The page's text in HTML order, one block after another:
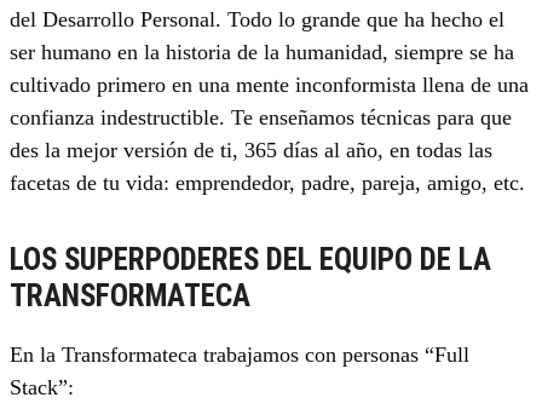
del Desarrollo Personal. Todo lo grande que ha hecho el
ser humano en la historia de la humanidad, siempre se ha
cultivado primero en una mente inconformista llena de una
confianza indestructible. Te enseñamos técnicas para que
des la mejor versión de ti, 365 días al año, en todas las
facetas de tu vida: emprendedor, padre, pareja, amigo, etc.
LOS SUPERPODERES DEL EQUIPO DE LA
TRANSFORMATECA
En la Transformateca trabajamos con personas “Full
Stack”: